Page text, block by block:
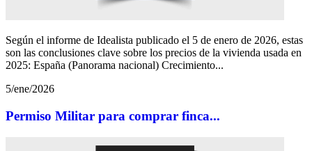
Según el informe de Idealista publicado el 5 de enero de 2026, estas
son las conclusiones clave sobre los precios de la vivienda usada en
2025: España (Panorama nacional) Crecimiento...
5/ene/2026
Permiso Militar para comprar finca...